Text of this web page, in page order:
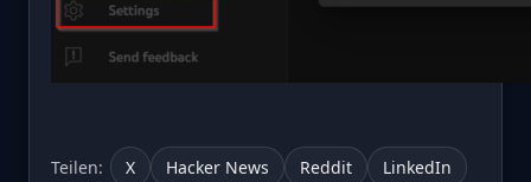
Teilen: X Hacker News Reddit LinkedIn